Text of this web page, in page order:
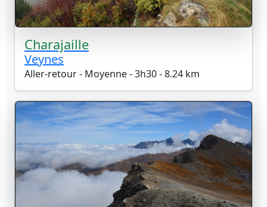
Charajaille
Veynes
Aller-retour - Moyenne - 3h30 - 8.24 km